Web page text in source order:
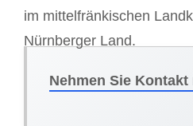
im mittelfränkischen
Nürnberger Land.
Nehmen Sie